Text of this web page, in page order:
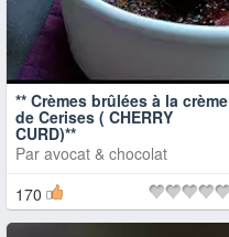
** Crèmes brûlées à la crème
de Cerises ( CHERRY
CURD)**
Par avocat & chocolat
170